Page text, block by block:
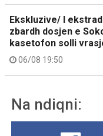
Ekskluzive/ I
zbardh dosjen e
kasetofon solli
06/08 19:50
Na ndiqni: